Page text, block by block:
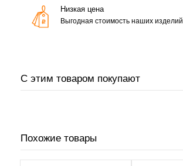
Низкая цена
Выгодная стоимость наших изделий
С этим товаром покупают
Похожие товары